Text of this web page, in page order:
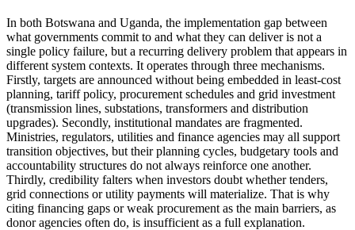
In both Botswana and Uganda, the implementation gap between
what governments commit to and what they can deliver is not a
single policy failure, but a recurring delivery problem that appears in
different system contexts. It operates through three mechanisms.
Firstly, targets are announced without being embedded in least-cost
planning, tariff policy, procurement schedules and grid investment
(transmission lines, substations, transformers and distribution
upgrades). Secondly, institutional mandates are fragmented.
Ministries, regulators, utilities and finance agencies may all support
transition objectives, but their planning cycles, budgetary tools and
accountability structures do not always reinforce one another.
Thirdly, credibility falters when investors doubt whether tenders,
grid connections or utility payments will materialize. That is why
citing financing gaps or weak procurement as the main barriers, as
donor agencies often do, is insufficient as a full explanation.